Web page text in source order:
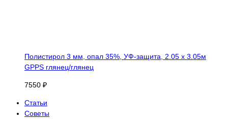
Полистирол 3 мм, опал 35%, УФ-защита, 2.05 х 3.05м
GPPS глянец/глянец
7550 ₽
Статьи
Советы